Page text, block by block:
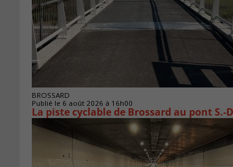
BROSSARD
Publié le 6 août 2026 à 16h00
La piste cyclable de Brossard au pont